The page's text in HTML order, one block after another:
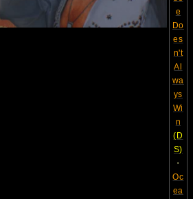
e
Do
es
n't
Al
wa
ys
Wi
n
(D
S)
・
Oc
ea